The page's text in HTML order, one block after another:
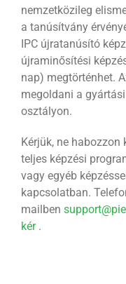
nemzetközileg
a tanúsítvány
IPC újratanúsító
újraminősítési
nap) megtörténhet.
megoldani a
osztályon.
Kérjük, ne
teljes képzési
vagy egyéb
kapcsolatban.
mailben
kér.